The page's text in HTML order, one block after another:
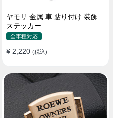
ヤモリ 金属 車 貼り付け 装飾
ステッカー
全車種対応
¥ 2,220 (税込)